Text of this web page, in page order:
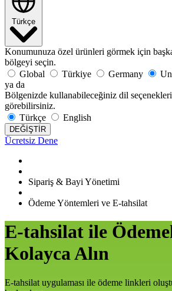
Türkçe
Konumunuza özel ürünleri görmek için
bölgeyi seçin.
Global
Türkiye Germany
ya da
Bölgenizde kullanabileceğiniz dil
görebilirsiniz.
Türkçe
English
DEĞİŞTİR
Ücretsiz Dene
Sipariş & Bayi Yönetimi
Ödeme Yöntemleri ve E-tahsilat
E-tahsilat ile
Kolayca Alın
E-tahsilat uygulaması ile ödeme linkleri